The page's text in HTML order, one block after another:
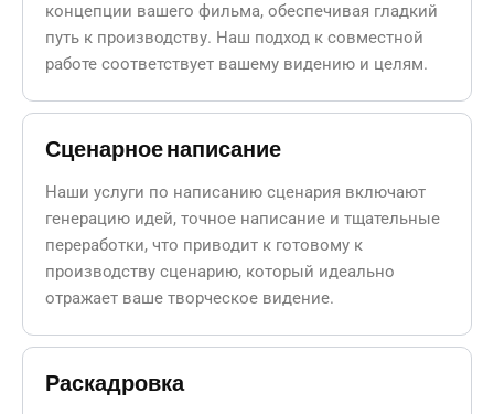
концепции вашего фильма, обеспечивая гладкий
путь к производству. Наш подход к совместной
работе соответствует вашему видению и целям.
Сценарное написание
Наши услуги по написанию сценария включают
генерацию идей, точное написание и тщательные
переработки, что приводит к готовому к
производству сценарию, который идеально
отражает ваше творческое видение.
Раскадровка